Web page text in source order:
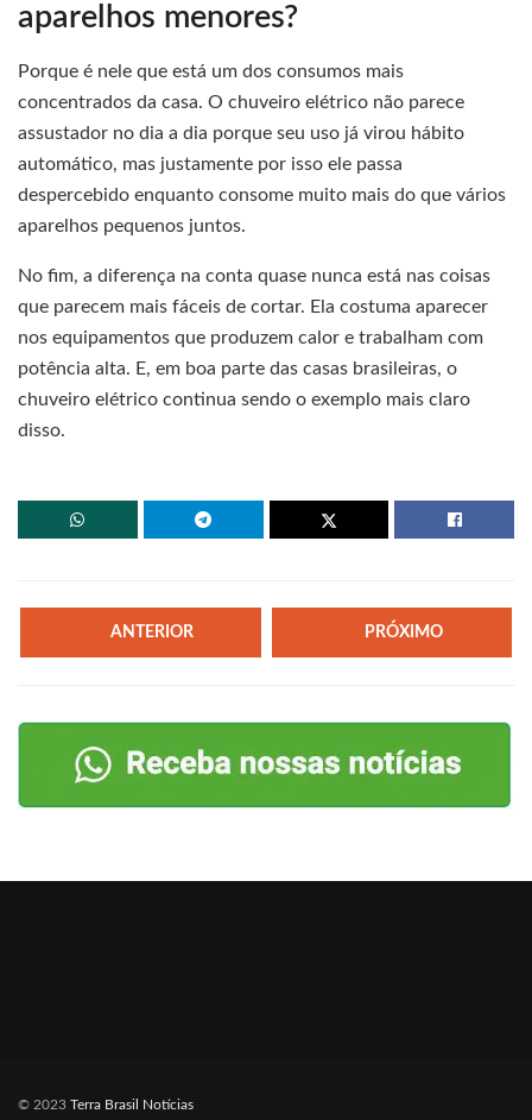
aparelhos menores?
Porque é nele que está um dos consumos mais
concentrados da casa. O chuveiro elétrico não parece
assustador no dia a dia porque seu uso já virou hábito
automático, mas justamente por isso ele passa
despercebido enquanto consome muito mais do que vários
aparelhos pequenos juntos.
No fim, a diferença na conta quase nunca está nas coisas
que parecem mais fáceis de cortar. Ela costuma aparecer
nos equipamentos que produzem calor e trabalham com
potência alta. E, em boa parte das casas brasileiras, o
chuveiro elétrico continua sendo o exemplo mais claro
disso.
ANTERIOR PRÓXIMO
© 2023 Terra Brasil Notícias